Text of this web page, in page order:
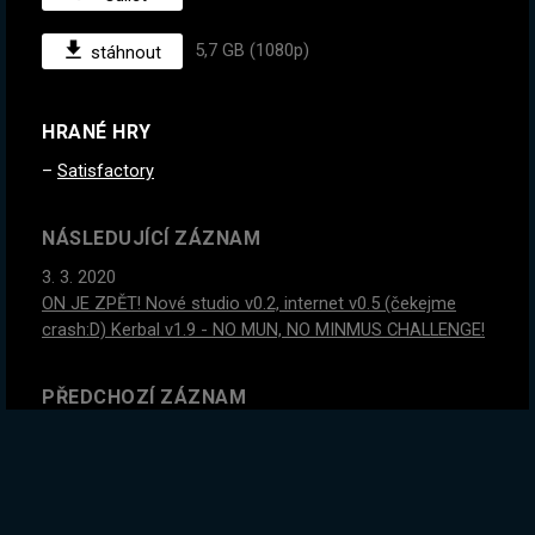
stáhnout 5,7 GB (1080p)
HRANÉ HRY
Satisfactory
NÁSLEDUJÍCÍ ZÁZNAM
3. 3. 2020
ON JE ZPĚT! Nové studio v0.2, internet v0.5 (čekejme
crash:D) Kerbal v1.9 - NO MUN, NO MINMUS CHALLENGE!
PŘEDCHOZÍ ZÁZNAM